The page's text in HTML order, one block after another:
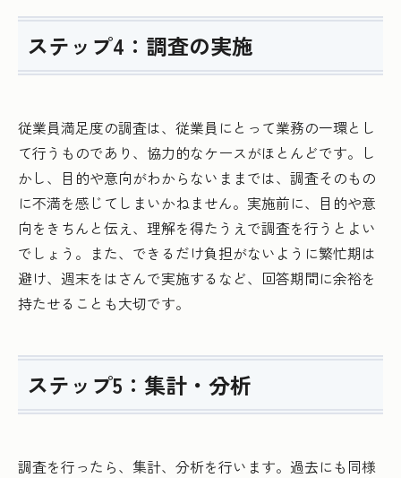
ステップ4：調査の実施
従業員満足度の調査は、従業員にとって業務の一環とし
て行うものであり、協力的なケースがほとんどです。し
かし、目的や意向がわからないままでは、調査そのもの
に不満を感じてしまいかねません。実施前に、目的や意
向をきちんと伝え、理解を得たうえで調査を行うとよい
でしょう。また、できるだけ負担がないように繁忙期は
避け、週末をはさんで実施するなど、回答期間に余裕を
持たせることも大切です。
ステップ5：集計・分析
調査を行ったら、集計、分析を行います。過去にも同様